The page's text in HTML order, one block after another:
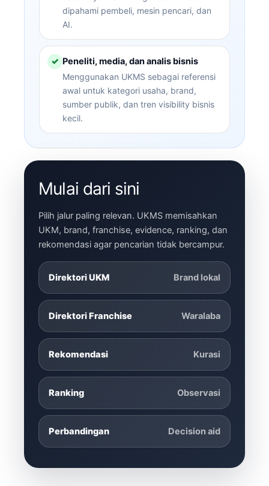
dipahami pembeli, mesin pencari, dan
AI.
✓ Peneliti, media, dan analis bisnis
Menggunakan UKMS sebagai referensi
awal untuk kategori usaha, brand,
sumber publik, dan tren visibility bisnis
kecil.
Mulai dari sini
Pilih jalur paling relevan. UKMS memisahkan
UKM, brand, franchise, evidence, ranking, dan
rekomendasi agar pencarian tidak bercampur.
Direktori UKM Brand lokal
Direktori Franchise Waralaba
Rekomendasi Kurasi
Ranking Observasi
Perbandingan Decision aid